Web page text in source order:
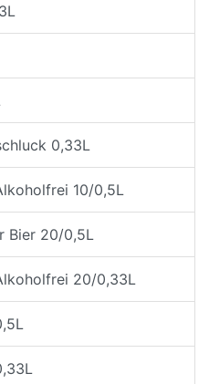
0,33L
10/0,5L
Bier 20/0,5L
20/0,33L